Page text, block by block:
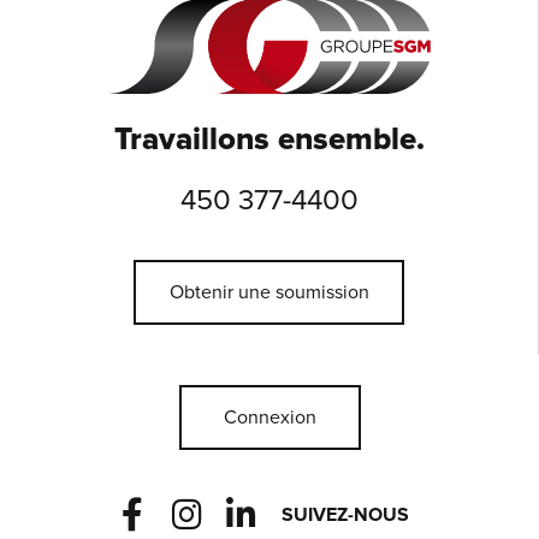
Travaillons ensemble.
450 377-4400
Obtenir une soumission
Connexion
F I L SUIVEZ-NOUS